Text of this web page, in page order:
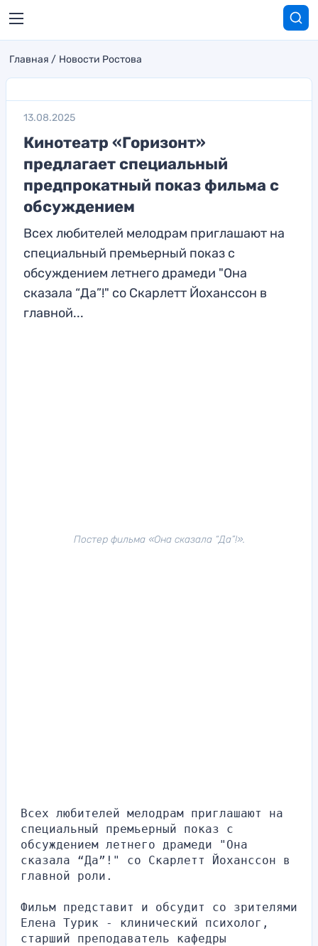
Главная Новости Ростова
13.08.2025
Кинотеатр «Горизонт»
предлагает специальный
предпрокатный показ фильма с
обсуждением
Всех любителей мелодрам приглашают на
специальный премьерный показ с
обсуждением летнего драмеди "Она
сказала “Да”!" со Скарлетт Йоханссон в
главной...
Постер фильма «Она сказала “Да”!».
Всех любителей мелодрам приглашают на
специальный премьерный показ с
обсуждением летнего драмеди "Она
сказала “Да”!" со Скарлетт Йоханссон в
главной роли.
Фильм представит и обсудит со зрителями
Елена Турик - клинический психолог,
старший преподаватель кафедры